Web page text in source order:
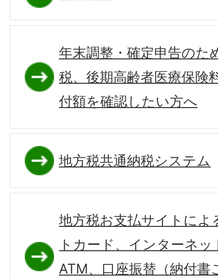
年末調整・確定申告のた
税、後期高齢者医療保険
付額を確認したい方へ
地方税共通納税システム
地方税お支払サイトによ
トカード、インターネ
ATM、口座振替（納付書